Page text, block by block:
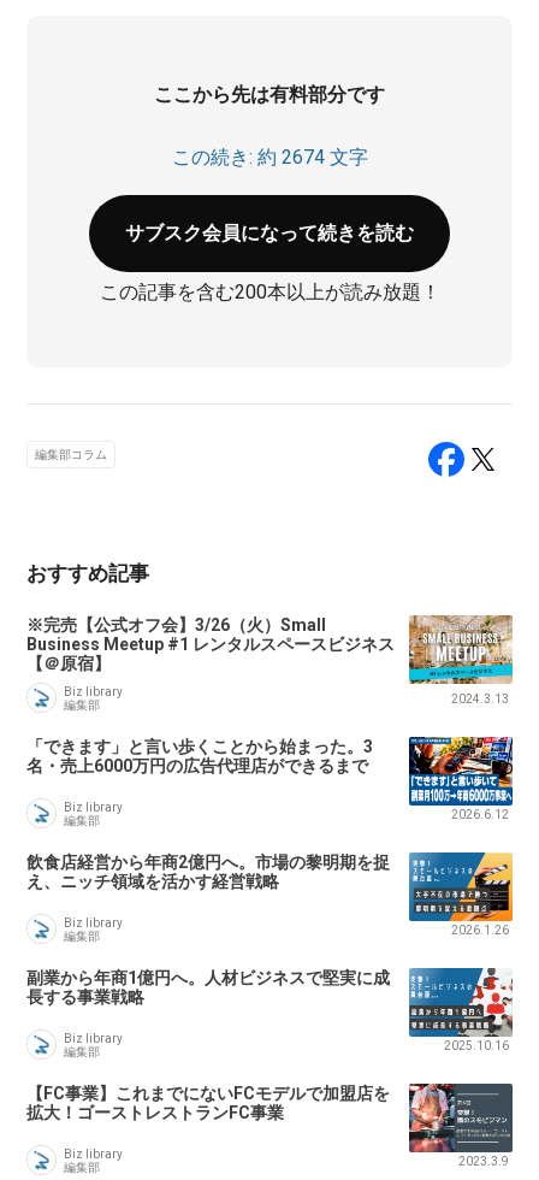
ここから先は有料部分です
この続き: 約 2674 文字
サブスク会員になって続きを読む
この記事を含む200本以上が読み放題！
編集部コラム
おすすめ記事
※完売【公式オフ会】3/26（火）Small
Business Meetup #1 レンタルスペースビジネス
【＠原宿】
Biz library
編集部
2024.3.13
「できます」と言い歩くことから始まった。3
名・売上6000万円の広告代理店ができるまで
Biz library
編集部
2026.6.12
飲食店経営から年商2億円へ。市場の黎明期を捉
え、ニッチ領域を活かす経営戦略
Biz library
編集部
2026.1.26
副業から年商1億円へ。人材ビジネスで堅実に成
長する事業戦略
Biz library
編集部
2025.10.16
【FC事業】これまでにないFCモデルで加盟店を
拡大！ゴーストレストランFC事業
Biz library
編集部
2023.3.9